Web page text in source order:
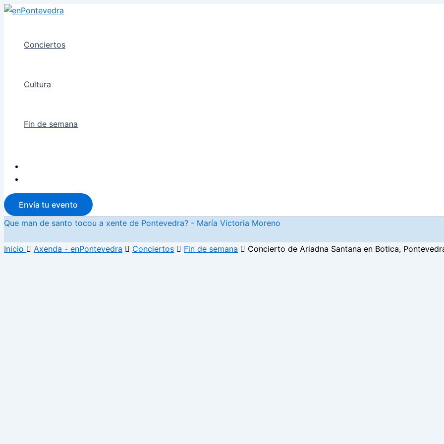
Ir
Conciertos
Cultura
Fin de semana
Envía tu evento
Que man de santo tocou a xente de Pontevedra? - María Victoria Moreno
Inicio Axenda - enPontevedra Conciertos Fin de semana Concierto de Ariadna Santana en Botica,